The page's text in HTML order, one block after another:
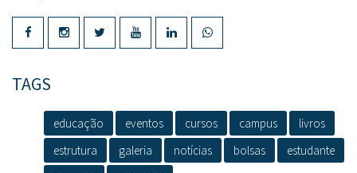
TAGS
educação eventos cursos campus
livros
estrutura
galeria notícias bolsas
estudante